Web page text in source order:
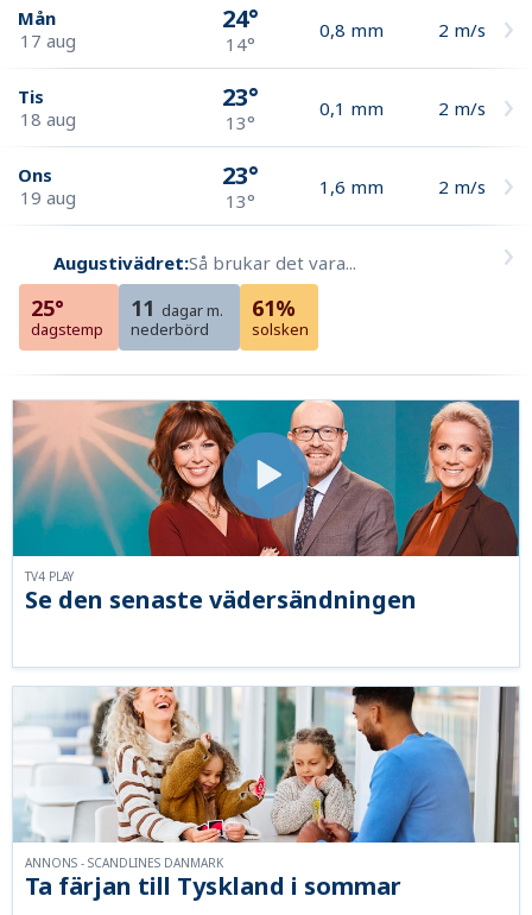
Mån
17 aug
24°
14°
0,8 mm 2 m/s
Tis
18 aug
23°
13°
0,1 mm 2 m/s
Ons
19 aug
23°
13°
1,6 mm 2 m/s
Augustivädret:Så brukar det vara...
25°
dagstemp
11 dagar m.
nederbörd
61%
solsken
Se den senaste vädersändningen
TV4 PLAY
Ta färjan till Tyskland i sommar
ANNONS - SCANDLINES DANMARK